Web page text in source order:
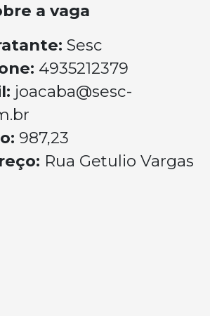
a vaga
Sesc
4935212379
joacaba@sesc-
987,23
Rua Getulio Vargas